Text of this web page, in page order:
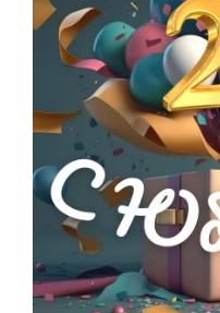
Календарь праздников
КОМУ
Женщине
Мужчине
Маме
Папе
Детям
Все родственники